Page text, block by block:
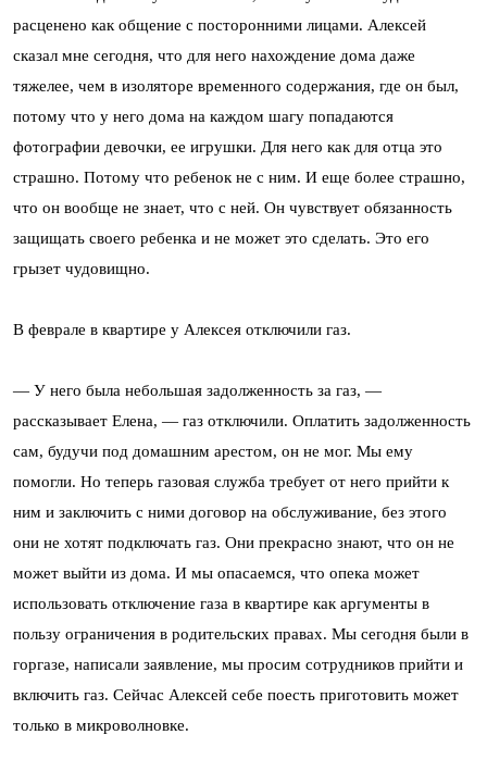
расценено как общение с посторонними лицами. Алексей
сказал мне сегодня, что для него нахождение дома даже
тяжелее, чем в изоляторе временного содержания, где он был,
потому что у него дома на каждом шагу попадаются
фотографии девочки, ее игрушки. Для него как для отца это
страшно. Потому что ребенок не с ним. И еще более страшно,
что он вообще не знает, что с ней. Он чувствует обязанность
защищать своего ребенка и не может это сделать. Это его
грызет чудовищно.
В феврале в квартире у Алексея отключили газ.
— У него была небольшая задолженность за газ, —
рассказывает Елена, — газ отключили. Оплатить задолженность
сам, будучи под домашним арестом, он не мог. Мы ему
помогли. Но теперь газовая служба требует от него прийти к
ним и заключить с ними договор на обслуживание, без этого
они не хотят подключать газ. Они прекрасно знают, что он не
может выйти из дома. И мы опасаемся, что опека может
использовать отключение газа в квартире как аргументы в
пользу ограничения в родительских правах. Мы сегодня были в
горгазе, написали заявление, мы просим сотрудников прийти и
включить газ. Сейчас Алексей себе поесть приготовить может
только в микроволновке.